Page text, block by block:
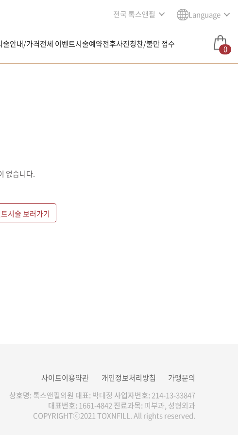
전국 톡스앤필 Language
술안내/가격전체 이벤트시술예약전후사진칭찬/불만 접수 0
없습니다.
시술 보러가기
사이트이용약관 개인정보처리방침
가맹문의
상호명: 톡스앤필의원 대표: 박대정 사업자번호: 214-13-33847
대표번호: 1661-4842진료과목: 피부과, 성형외과
COPYRIGHTⓒ2021 TOXNFILL. All rights reserved.